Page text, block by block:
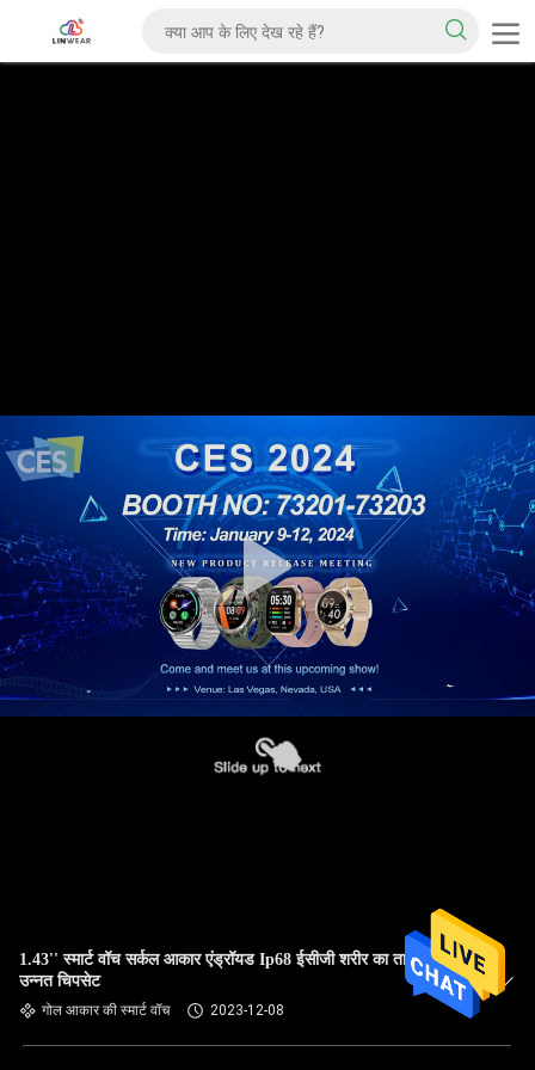
1.43'' स्मार्ट वॉच सर्कल आकार एंड्रॉयड Ip68 ईसीजी शरीर का तापमान
उन्नत चिपसेट
गोल आकार की स्मार्ट वॉच 2023-12-08